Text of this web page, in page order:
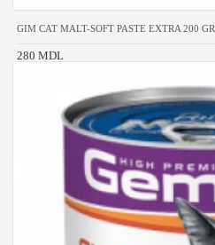
GIM CAT MALT-SOFT PASTE EXTRA 200 GR
280 MDL